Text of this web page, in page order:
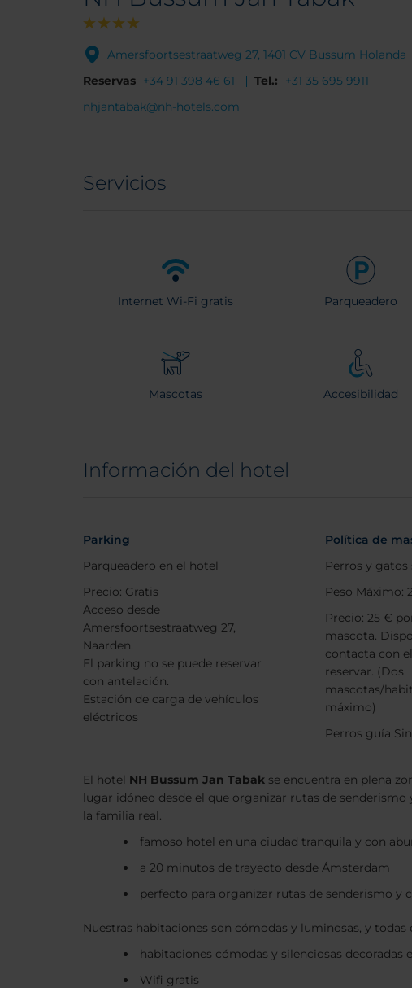
Amersfoortsestraatweg 27, 1401 CV Bussum Holanda
Reservas +34 91 398 46 61 Tel.:
+31 35 695 9911
nhjantabak@nh-hotels.com
Servicios
Internet Wi-Fi gratis Parqueadero
Mascotas Accesibilidad
Información del hotel
Parking
Parqueadero en el hotel
Precio: Gratis
Acceso desde
Amersfoortsestraatweg 27,
Naarden.
El parking no se puede reservar
con antelación.
Estación de carga de vehículos
eléctricos
Política de
Perros y
Peso Máximo:
Precio: 25 €
mascota.
contacta con
reservar. (Dos
mascotas/
máximo)
Perros guía
El hotel NH Bussum Jan Tabak se encuentra en plena
lugar idóneo desde el que organizar rutas de
la familia real.
famoso hotel en una ciudad tranquila y con
a 20 minutos de trayecto desde Ámsterdam
perfecto para organizar rutas de senderismo y
Nuestras habitaciones son cómodas y luminosas, y
habitaciones cómodas y silenciosas decoradas
Wifi gratis